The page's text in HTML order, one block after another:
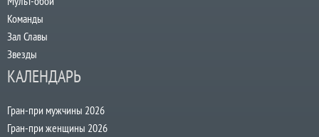
Команды
Зал Славы
Звезды
КАЛЕНДАРЬ
Гран-при мужчины 2026
Гран-при женщины 2026